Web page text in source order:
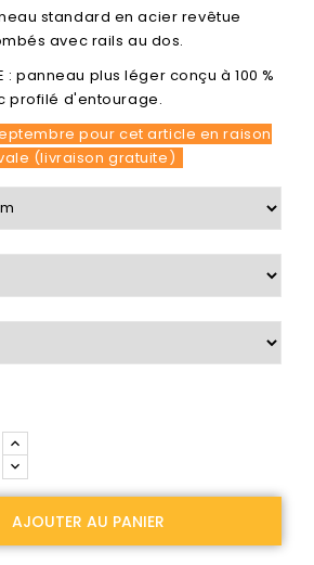
standard en acier revêtue
avec rails au dos.
: panneau plus léger conçu à 100 %
profilé d'entourage.
pour cet article en raison
(livraison gratuite)
AJOUTER AU PANIER